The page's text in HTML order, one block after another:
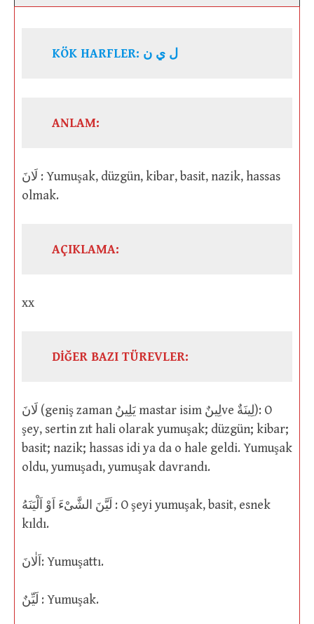
KÖK HARFLER: ل ي ن
ANLAM:
لَانَ : Yumuşak, düzgün, kibar, basit, nazik, hassas
olmak.
AÇIKLAMA:
xx
DİĞER BAZI TÜREVLER:
لَانَ (geniş zaman يَلِينُ mastar isim لِينٌve لِينَةٌ): O
şey, sertin zıt hali olarak yumuşak; düzgün; kibar;
basit; nazik; hassas idi ya da o hale geldi. Yumuşak
oldu, yumuşadı, yumuşak davrandı.
لَيَّنَ الشَّىْءَ اَوْ اَلْيَنَهُ : O şeyi yumuşak, basit, esnek
kıldı.
اَلٰانَ: Yumuşattı.
لَيِّنٌ : Yumuşak.